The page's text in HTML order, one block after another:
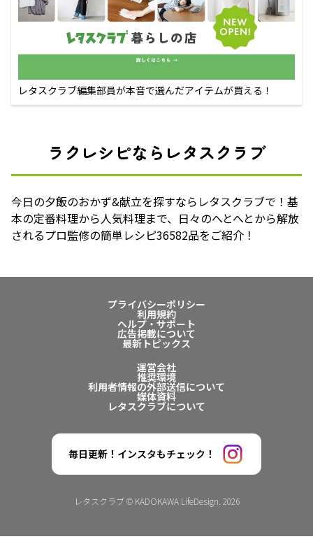
レタスクラブ編集部員が本音で選んだアイテムが買える！
ラクレシピならレタスクラブ
今日の夕飯のおかず&献立を探すならレタスクラブで！基
本の定番料理から人気料理まで、日々のへとへとから解放
されるプロ監修の簡単レシピ36582品をご紹介！
プライバシーポリシー
利用規約
ヘルプ・サポート
広告掲載について
最新トピックス
運営会社
推奨環境
利用者情報の外部送信について
媒体資料
レタスクラブについて
毎日更新！インスタもチェック！
レタスクラブ © KADOKAWA LifeDesign. 2026